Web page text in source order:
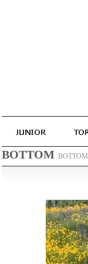
BOTTOM BOTTOM